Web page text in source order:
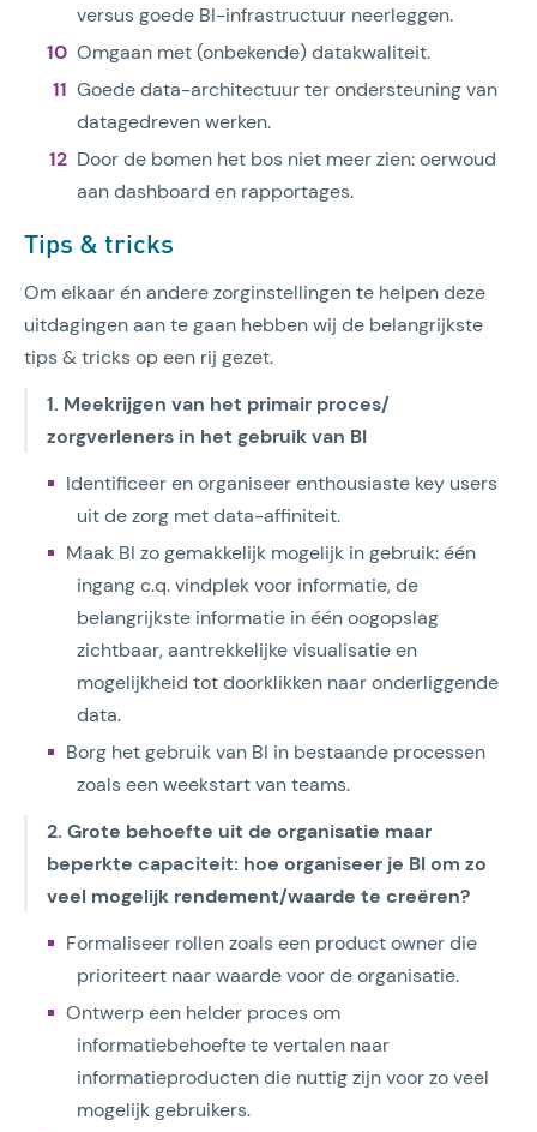
versus goede BI-infrastructuur neerleggen.
Omgaan met (onbekende) datakwaliteit.
Goede data-architectuur ter ondersteuning van
datagedreven werken.
Door de bomen het bos niet meer zien: oerwoud
aan dashboard en rapportages.
Tips & tricks
Om elkaar én andere zorginstellingen te helpen deze
uitdagingen aan te gaan hebben wij de belangrijkste
tips & tricks op een rij gezet.
1. Meekrijgen van het primair proces/
zorgverleners in het gebruik van BI
Identificeer en organiseer enthousiaste key users
uit de zorg met data-affiniteit.
Maak BI zo gemakkelijk mogelijk in gebruik: één
ingang c.q. vindplek voor informatie, de
belangrijkste informatie in één oogopslag
zichtbaar, aantrekkelijke visualisatie en
mogelijkheid tot doorklikken naar onderliggende
data.
Borg het gebruik van BI in bestaande processen
zoals een weekstart van teams.
2. Grote behoefte uit de organisatie maar
beperkte capaciteit: hoe organiseer je BI om zo
veel mogelijk rendement/waarde te creëren?
Formaliseer rollen zoals een product owner die
prioriteert naar waarde voor de organisatie.
Ontwerp een helder proces om
informatiebehoefte te vertalen naar
informatieproducten die nuttig zijn voor zo veel
mogelijk gebruikers.